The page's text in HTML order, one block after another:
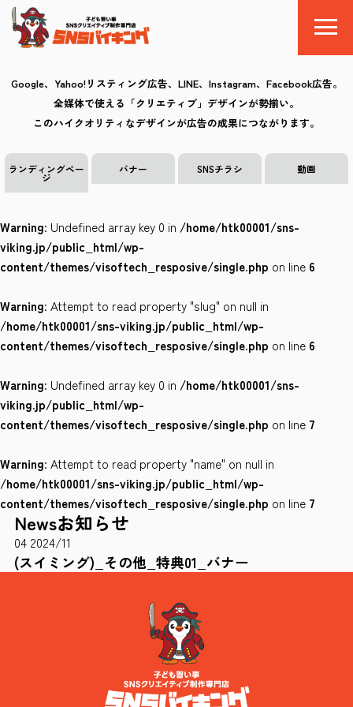
SNSバイキングとは
料金
制作の流れ
クリエイティブ
お気に入り
会社案内
サイトポリシー
0120-78-8169
［受付時間］ 9：00～18：00 ※土・日・祝祭日・年末年始は除く
お問い合わせはこちら
Google、Yahoo!リスティング広告、LINE、Instagram、Facebook広告。
全媒体で使える「クリエティブ」デザインが勢揃い。
このハイクオリティなデザインが広告の成果につながります。
ランディングペー
ジ
バナー SNSチラシ 動画
Warning: Undefined array key 0 in /home/htk00001/sns-
viking.jp/public_html/wp-
content/themes/visoftech_resposive/single.php on line 6
Warning: Attempt to read property "slug" on null in
/home/htk00001/sns-viking.jp/public_html/wp-
content/themes/visoftech_resposive/single.php on line 6
Warning: Undefined array key 0 in /home/htk00001/sns-
viking.jp/public_html/wp-
content/themes/visoftech_resposive/single.php on line 7
Warning: Attempt to read property "name" on null in
/home/htk00001/sns-viking.jp/public_html/wp-
content/themes/visoftech_resposive/single.php on line 7
Newsお知らせ
04 2024/11
(スイミング)_その他_特典01_バナー